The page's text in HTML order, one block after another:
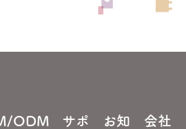
ODM
サポ
お知
会社